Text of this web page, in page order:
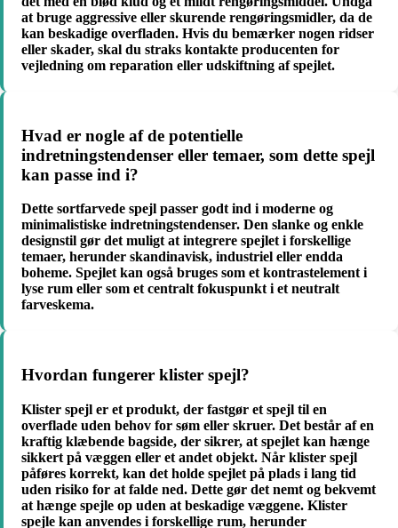
at bruge aggressive eller skurende rengøringsmidler, da de
kan beskadige overfladen. Hvis du bemærker nogen ridser
eller skader, skal du straks kontakte producenten for
vejledning om reparation eller udskiftning af spejlet.
Hvad er nogle af de potentielle
indretningstendenser eller temaer, som dette spejl
kan passe ind i?
Dette sortfarvede spejl passer godt ind i moderne og
minimalistiske indretningstendenser. Den slanke og enkle
designstil gør det muligt at integrere spejlet i forskellige
temaer, herunder skandinavisk, industriel eller endda
boheme. Spejlet kan også bruges som et kontrastelement i
lyse rum eller som et centralt fokuspunkt i et neutralt
farveskema.
Hvordan fungerer klister spejl?
Klister spejl er et produkt, der fastgør et spejl til en
overflade uden behov for søm eller skruer. Det består af en
kraftig klæbende bagside, der sikrer, at spejlet kan hænge
sikkert på væggen eller et andet objekt. Når klister spejl
påføres korrekt, kan det holde spejlet på plads i lang tid
uden risiko for at falde ned. Dette gør det nemt og bekvemt
at hænge spejle op uden at beskadige væggene. Klister
spejle kan anvendes i forskellige rum, herunder